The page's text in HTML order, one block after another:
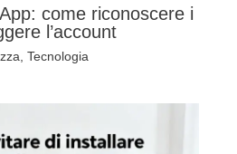
come riconoscere i
l’account
Tecnologia